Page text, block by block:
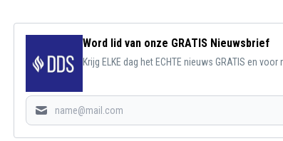
Word lid van onze GRATIS Nieuwsbrief
Krijg ELKE dag het ECHTE nieuws GRATIS en